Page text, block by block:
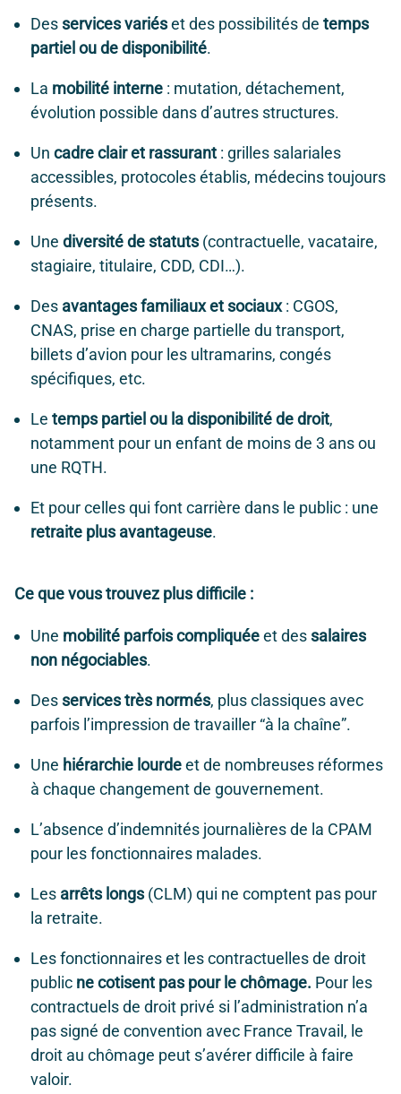
Desservices variéset des possibilités de temps
partiel ou de disponibilité.
La mobilité interne : mutation, détachement,
évolution possible dans d’autres structures.
Un cadre clair et rassurant : grilles salariales
accessibles, protocoles établis, médecins toujours
présents.
Une diversité de statuts(contractuelle, vacataire,
stagiaire, titulaire, CDD, CDI…).
Des avantages familiaux et sociaux: CGOS,
CNAS, prise en charge partielle du transport,
billets d’avion pour les ultramarins, congés
spécifiques, etc.
Le temps partiel ou la disponibilité de droit,
notamment pour un enfant de moins de 3 ans ou
une RQTH.
Et pour celles qui font carrière dans le public : une
retraite plus avantageuse.
Ce que vous trouvez plus difficile :
Une mobilité parfois compliquéeet dessalaires
non négociables.
Desservices très normés, plus classiques avec
parfois l’impression de travailler “à la chaîne”.
Une hiérarchie lourdeet de nombreuses réformes
à chaque changement de gouvernement.
L’absence d’indemnités journalières de la CPAM
pour les fonctionnaires malades.
Les arrêts longs(CLM) qui ne comptent pas pour
la retraite.
Les fonctionnaires et les contractuelles de droit
public ne cotisent pas pour le chômage. Pour les
contractuels de droit privé si l’administration n’a
pas signé de convention avec France Travail, le
droit au chômage peut s’avérer difficile à faire
valoir.